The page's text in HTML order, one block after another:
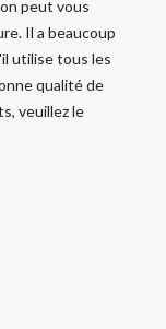
peut vous
Il a beaucoup
utilise tous les
qualité de
veuillez le